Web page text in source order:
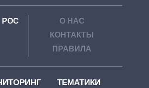
РОС
О НАС
КОНТАКТЫ
ПРАВИЛА
ТЕМАТИКИ